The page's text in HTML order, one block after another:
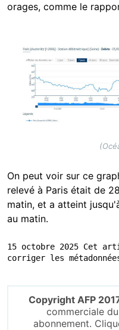
orages, comme le
Image
On peut voir sur ce
relevé à Paris était de
matin, et a atteint
au matin.
15 octobre 2025 Cet
corriger les
Copyright AFP
commerciale
abonnement.